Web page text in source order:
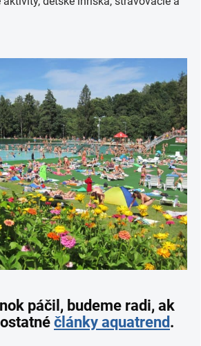
páčil, budeme radi, ak
články aquatrend .